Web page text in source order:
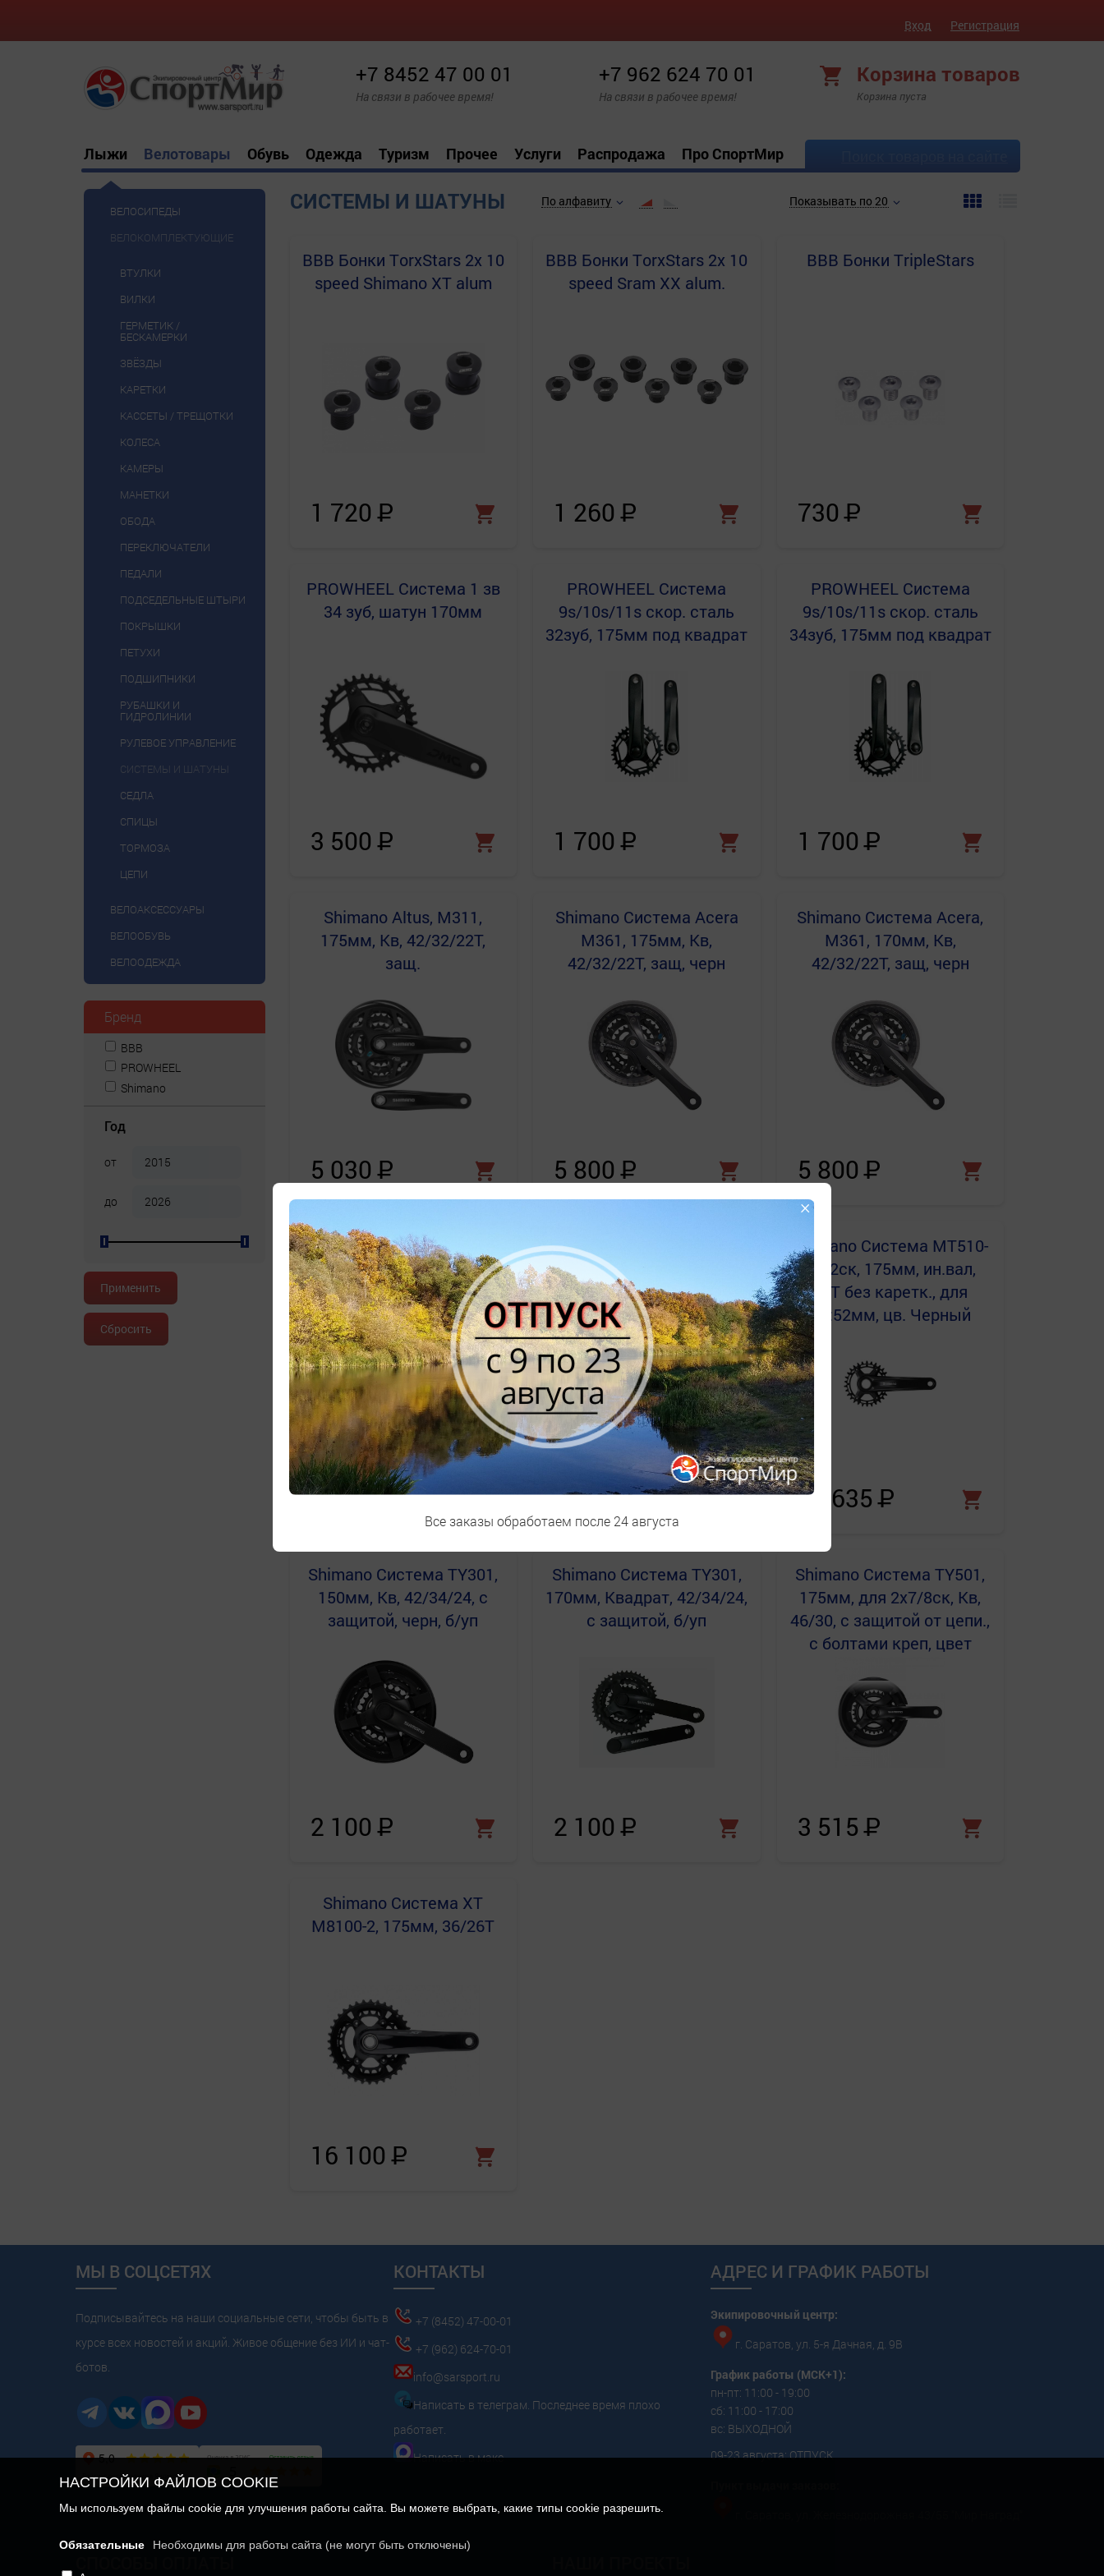
Вход Регистрация
+7 8452 47 00 01
На связи в рабочее время!
+7 962 624 70 01
На связи в рабочее время!
Корзина товаров
Корзина пуста
Лыжи Велотовары Обувь Одежда Туризм Прочее Услуги Распродажа Про СпортМир
ВЕЛОСИПЕДЫ
ВЕЛОКОМПЛЕКТУЮЩИЕ
ВТУЛКИ
ВИЛКИ
ГЕРМЕТИК /
БЕСКАМЕРКИ
ЗВЁЗДЫ
КАРЕТКИ
КАССЕТЫ / ТРЕЩОТКИ
КОЛЕСА
КАМЕРЫ
МАНЕТКИ
ОБОДА
ПЕРЕКЛЮЧАТЕЛИ
ПЕДАЛИ
ПОДСЕДЕЛЬНЫЕ ШТЫРИ
ПОКРЫШКИ
ПЕТУХИ
ПОДШИПНИКИ
РУБАШКИ И
ГИДРОЛИНИИ
РУЛЕВОЕ УПРАВЛЕНИЕ
СИСТЕМЫ И ШАТУНЫ
СЕДЛА
СПИЦЫ
ТОРМОЗА
ЦЕПИ
ВЕЛОАКСЕССУАРЫ
ВЕЛООБУВЬ
ВЕЛООДЕЖДА
Бренд
BBB
PROWHEEL
Shimano
Год
от
до
Применить
Сбросить
По алфавиту Показывать по 20
СИСТЕМЫ И ШАТУНЫ
BBB Бонки TorxStars 2x 10
speed Shimano XT alum
1 720Р
BBB Бонки TorxStars 2x 10
speed Sram XX alum.
1 260Р
BBB Бонки TripleStars
730Р
PROWHEEL Система 1 зв
34 зуб, шатун 170мм
3 500Р
PROWHEEL Система
9s/10s/11s скор. сталь
32зуб, 175мм под квадрат
1 700Р
PROWHEEL Система
9s/10s/11s скор. сталь
34зуб, 175мм под квадрат
1 700Р
Shimano Altus, M311,
175мм, Кв, 42/32/22T,
защ.
5 030Р
Shimano Система Acera
M361, 175мм, Кв,
42/32/22T, защ, черн
5 800Р
Shimano Система Acera,
M361, 170мм, Кв,
42/32/22T, защ, черн
5 800Р
ShimanoСистема Altus,
M315-2, 175мм, 36/22T, кв,
без. защ, цв. черн, для
7/8ск.
4 080Р
Shimano
175мм, для 2x9ск, инт.
вал., 46/30, с защитой
4 250Р
Shimano Система MT510-
1, 12ск, 175мм, ин.вал,
34T без каретк., для
CL:52мм, цв. Черный
10 635Р
Shimano Система TY301,
150мм, Кв, 42/34/24, с
защитой, черн, б/уп
2 100Р
Shimano Система TY301,
170мм, Квадрат, 42/34/24,
с защитой, б/уп
2 100Р
Shimano Система TY501,
175мм, для 2x7/8ск, Кв,
46/30, с защитой от цепи.,
с болтами креп, цвет
3 515Р
Shimano Система XT
M8100-2, 175мм, 36/26T
16 100Р
МЫ В СОЦСЕТЯХ
Подписывайтесь на наши социальные сети, чтобы быть в
курсе всех новостей и акций. Живое общение без ИИ и чат-
ботов.
КОНТАКТЫ
+7 (8452) 47-00-01
+7 (962) 624-70-01
info@sarsport.ru
Написать в телеграм. Последнее время плохо
работает.
Написать в макс
АДРЕС И ГРАФИК РАБОТЫ
Экипировочный центр:
г. Саратов, ул. 5-я Дачная, д. 9В
График работы (МСК+1):
пн-пт: 11:00 - 19:00
сб: 11:00 - 17:00
вс: ВЫХОДНОЙ
09-23 августа: ОТПУСК
НАСТРОЙКИ ФАЙЛОВ COOKIE
Мы используем файлы cookie для улучшения работы сайта. Вы можете выбрать, какие типы cookie разрешить.
Обязательные Необходимы для работы сайта (не могут быть отключены)
×
Все заказы обработаем после 24 августа